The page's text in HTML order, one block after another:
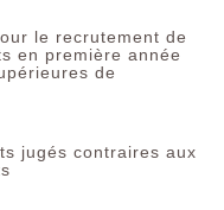
le recrutement de
en première année
de
jugés contraires aux